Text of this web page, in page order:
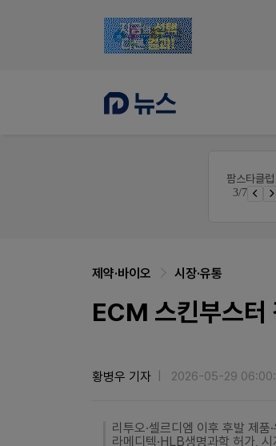
팜스타클럽
3/7
근육통은 오래가니깐!
제약·바이오 시장·유통
ECM 스킨부스터
황병우 기자 2026-05-29
리투오·셀르디엠 이후 후발 제품
라메디텍·HLB생명과학 허가,